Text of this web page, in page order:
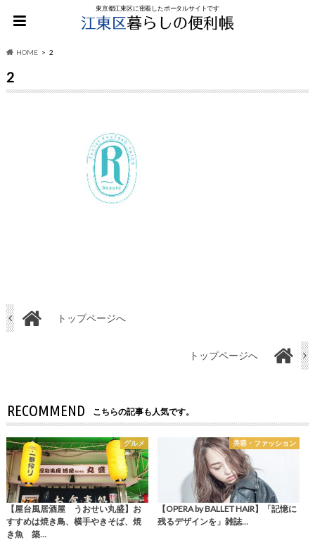
東京都江東区に密着したポータルサイトです
HOME 2
2
トップページへ
トップページへ
RECOMMEND こちらの記事も人気です。
グルメ
【屋台風居酒屋 うおせい丸盛】お
すすめは焼き鳥、横手やきそば、焼
き魚 築…
美容・ファッション
【OPERA by BALLET HAIR】「記憶に
残るデザインを」雑誌…